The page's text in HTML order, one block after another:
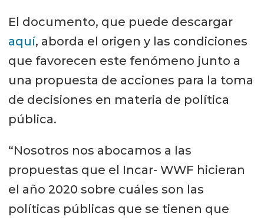
El documento, que puede descargar
aquí, aborda el origen y las condiciones
que favorecen este fenómeno junto a
una propuesta de acciones para la toma
de decisiones en materia de política
pública.
“Nosotros nos abocamos a las
propuestas que el Incar- WWF hicieran
el año 2020 sobre cuáles son las
políticas públicas que se tienen que